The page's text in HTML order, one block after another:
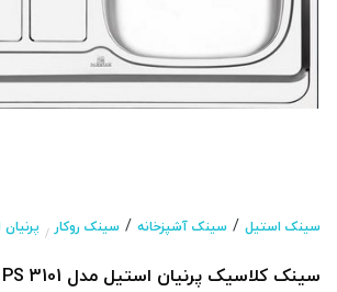
سینک استیل / سینک آشپزخانه / سینک روکار /
سینک کلاسیک پرنیان استیل مدل PS 3101